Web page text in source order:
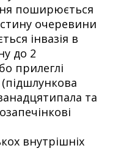
поширюється
очеревини
інвазія в
до 2
прилеглі
та
внутрішніх